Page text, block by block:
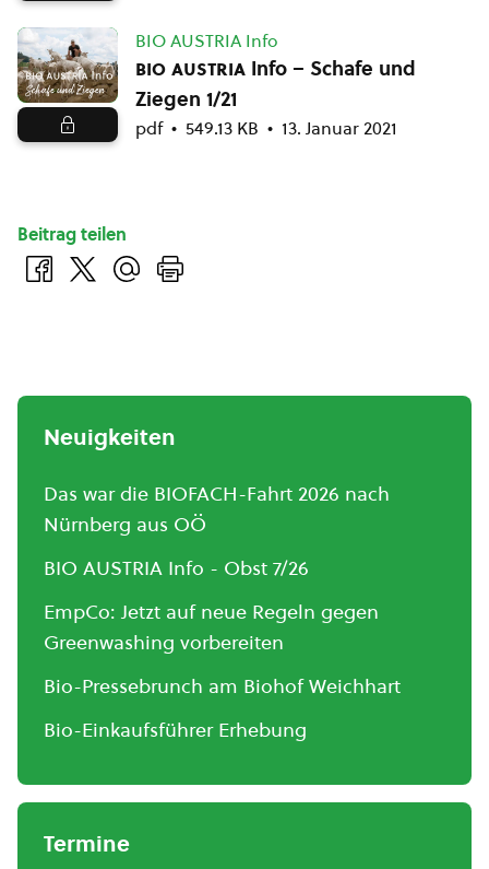
BIO AUSTRIA Info
bio austria Info – Schafe und
Ziegen 1/21
pdf 549.13 KB 13. Januar 2021
Beitrag teilen
Neuigkeiten
Das war die BIOFACH-Fahrt 2026 nach
Nürnberg aus OÖ
BIO AUSTRIA Info - Obst 7/26
EmpCo: Jetzt auf neue Regeln gegen
Greenwashing vorbereiten
Bio-Pressebrunch am Biohof Weichhart
Bio-Einkaufsführer Erhebung
Termine